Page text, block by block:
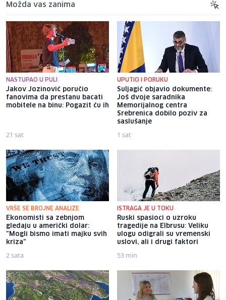
Možda vas zanima
NASTUPAO U PULI
Jakov Jozinović poručio
fanovima da prestanu bacati
mobitele na binu: Pogazit ću ih
21 sat
UPUTIO I PORUKU
Suljagić objavio dokumente:
Još dvoje saradnika
Memorijalnog centra
Srebrenica dobilo poziv za
saslušanje
1 sat
VRŠE SE BROJNE ANALIZE
Ekonomisti sa zebnjom
gledaju u američki dolar:
"Mogli bismo imati majku svih
kriza"
2 sata
ISTRAGA JE U TOKU
Ruski spasioci o uzroku
tragedije na Elbrusu: Veliku
ulogu odigrali su vremenski
uslovi, ali i drugi faktori
53 min